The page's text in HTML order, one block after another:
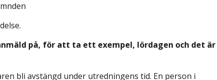
på, för att ta ett exempel, lördagen och det är
bli avstängd under utredningens tid. En person i